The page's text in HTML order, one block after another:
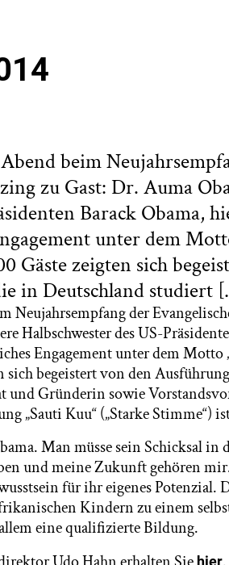
beim
zu Gast: Dr. Auma
Barack Obama,
unter dem
Gäste zeigten sich
in Deutschland studiert
Neujahrsempfang der
Halbschwester des US-
Engagement unter dem Motto
sich begeistert von den
Gründerin sowie
„Sauti Kuu“ („Starke Stimme“)
Man müsse sein Schicksal in
und meine Zukunft gehören
für ihr eigenes Potenzial.
Kindern zu einem
eine qualifizierte Bildung.
hier